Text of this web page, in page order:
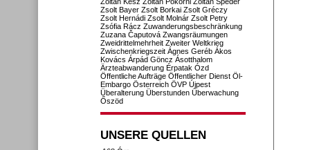
Zsolt Bayer Zsolt Borkai Zsolt Gréczy
Zsolt Hernádi Zsolt Molnár Zsolt Petry
Zsófia Rácz Zuwanderungsbeschränkung
Zuzana Čaputová Zwangsräumungen
Zweidrittelmehrheit Zweiter Weltkrieg
Zwischenkriegszeit Ágnes Geréb Ákos
Kovács Árpád Göncz Ásotthalom
Ärzteabwanderung Érpatak Ózd
Öffentliche Aufträge Öffentlicher Dienst Öl-
Embargo Österreich ÖVP Újpest
Überalterung Überstunden Überwachung
Őszöd
UNSERE QUELLEN